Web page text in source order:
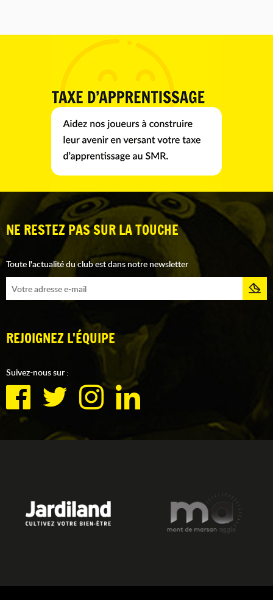
NE RESTEZ PAS SUR LA TOUCHE
Toute l'actualité du club est dans notre newsletter
REJOIGNEZ L'ÉQUIPE
Suivez-nous sur :